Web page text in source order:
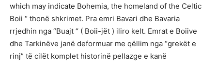
which may indicate Bohemia, the homeland of the Celtic
Boii “ thonë shkrimet. Pra emri Bavari dhe Bavaria
rrjedhin nga “Buajt “ ( Boii-jët ) iliro kelt. Emrat e Boiive
dhe Tarkinëve janë deformuar me qëllim nga “grekët e
rinj” të cilët komplet historinë pellazge e kanë